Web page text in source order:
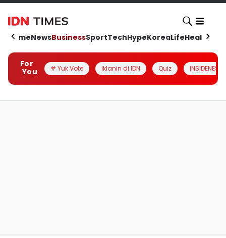
HomeNewsBusinessSportTechHypeKoreaLifeHealth
For
You
# Yuk Vote Iklanin di IDN Quiz INSIDENESIA